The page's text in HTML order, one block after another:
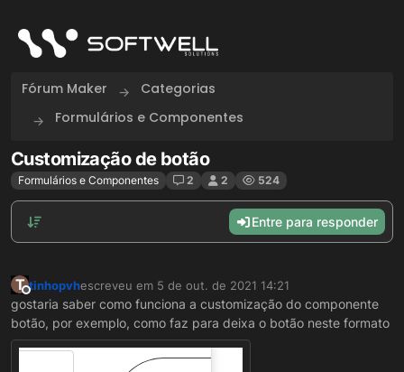
Fórum Maker
Categorias
Formulários e Componentes
Customização de botão
Formulários e Componentes 2 2 524
Entre para responder
T
Offline
tinhopvhescreveu em 5 de out. de 2021 14:21
última edição por
gostaria saber como funciona a customização do componente
botão, por exemplo, como faz para deixa o botão neste formato